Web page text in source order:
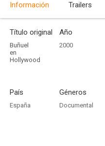
Información Trailers
Título original
Buñuel
en
Hollywood
Año
2000
País
España
Géneros
Documental